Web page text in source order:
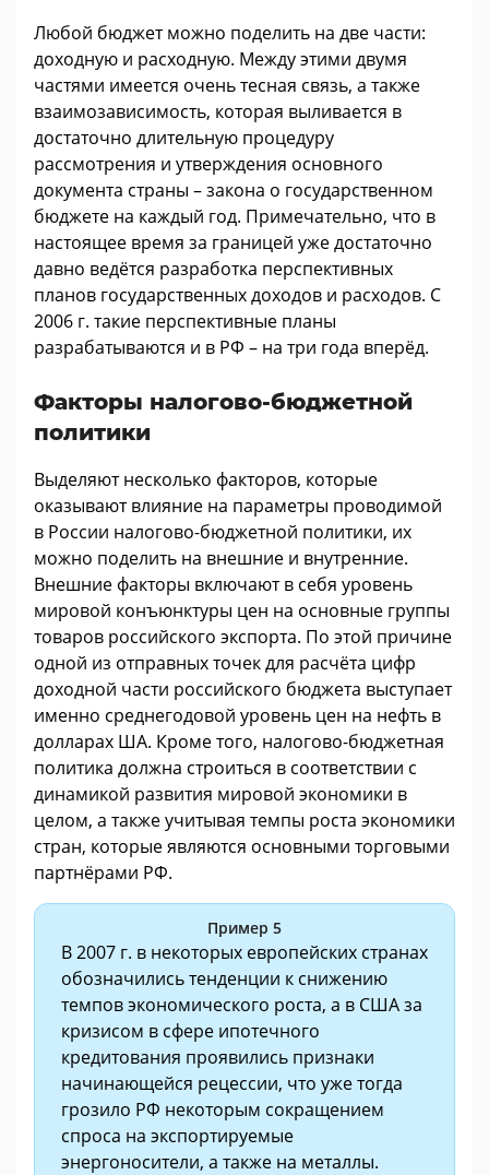
Любой бюджет можно поделить на две части:
доходную и расходную. Между этими двумя
частями имеется очень тесная связь, а также
взаимозависимость, которая выливается в
достаточно длительную процедуру
рассмотрения и утверждения основного
документа страны – закона о государственном
бюджете на каждый год. Примечательно, что в
настоящее время за границей уже достаточно
давно ведётся разработка перспективных
планов государственных доходов и расходов. С
2006 г. такие перспективные планы
разрабатываются и в РФ – на три года вперёд.
Факторы налогово-бюджетной
политики
Выделяют несколько факторов, которые
оказывают влияние на параметры проводимой
в России налогово-бюджетной политики, их
можно поделить на внешние и внутренние.
Внешние факторы включают в себя уровень
мировой конъюнктуры цен на основные группы
товаров российского экспорта. По этой причине
одной из отправных точек для расчёта цифр
доходной части российского бюджета выступает
именно среднегодовой уровень цен на нефть в
долларах ША. Кроме того, налогово-бюджетная
политика должна строиться в соответствии с
динамикой развития мировой экономики в
целом, а также учитывая темпы роста экономики
стран, которые являются основными торговыми
партнёрами РФ.
Пример 5
В 2007 г. в некоторых европейских странах
обозначились тенденции к снижению
темпов экономического роста, а в США за
кризисом в сфере ипотечного
кредитования проявились признаки
начинающейся рецессии, что уже тогда
грозило РФ некоторым сокращением
спроса на экспортируемые
энергоносители, а также на металлы.